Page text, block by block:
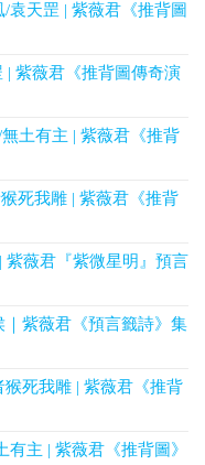
袁天罡 | 紫薇君《推背圖
| 紫薇君《推背圖傳奇演
土有主 | 紫薇君《推背
死我雕 | 紫薇君《推背
紫薇君『紫微星明』預言
紫薇君《預言籤詩》集
死我雕 | 紫薇君《推背
主 | 紫薇君《推背圖》